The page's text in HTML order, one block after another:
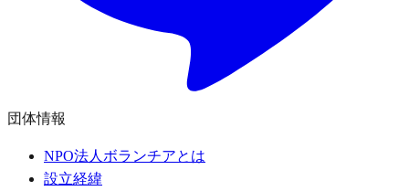
団体情報
NPO法人ボランチアとは
設立経緯